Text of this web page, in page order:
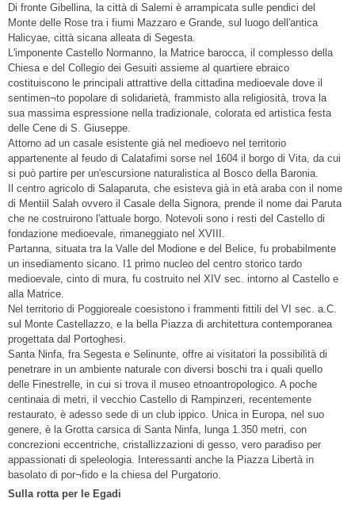
Di fronte Gibellina, la città di Salemi è arrampicata sulle pendici del
Monte delle Rose tra i fiumi Mazzaro e Grande, sul luogo dell'antica
Halicyae, città sicana alleata di Segesta.
L'imponente Castello Normanno, la Matrice barocca, il complesso della
Chiesa e del Collegio dei Gesuiti assieme al quartiere ebraico
costituiscono le principali attrattive della cittadina medioevale dove il
sentimen¬to popolare di solidarietà, frammisto alla religiosità, trova la
sua massima espressione nella tradizionale, colorata ed artistica festa
delle Cene di S. Giuseppe.
Attorno ad un casale esistente già nel medioevo nel territorio
appartenente al feudo di Calatafimi sorse nel 1604 il borgo di Vita, da cui
si può partire per un'escursione naturalistica al Bosco della Baronia.
Il centro agricolo di Salaparuta, che esisteva già in età araba con il nome
di Mentiil Salah ovvero il Casale della Signora, prende il nome dai Paruta
che ne costruirono l'attuale borgo. Notevoli sono i resti del Castello di
fondazione medioevale, rimaneggiato nel XVIII.
Partanna, situata tra la Valle del Modione e del Belice, fu probabilmente
un insediamento sicano. I1 primo nucleo del centro storico tardo
medioevale, cinto di mura, fu costruito nel XIV sec. intorno al Castello e
alla Matrice.
Nel territorio di Poggioreale coesistono i frammenti fittili del VI sec. a.C.
sul Monte Castellazzo, e la bella Piazza di architettura contemporanea
progettata dal Portoghesi.
Santa Ninfa, fra Segesta e Selinunte, offre ai visitatori la possibilità di
penetrare in un ambiente naturale con diversi boschi tra i quali quello
delle Finestrelle, in cui si trova il museo etnoantropologico. A poche
centinaia di metri, il vecchio Castello di Rampinzeri, recentemente
restaurato, è adesso sede di un club ippico. Unica in Europa, nel suo
genere, è la Grotta carsica di Santa Ninfa, lunga 1.350 metri, con
concrezioni eccentriche, cristallizzazioni di gesso, vero paradiso per
appassionati di speleologia. Interessanti anche la Piazza Libertà in
basolato di por¬fido e la chiesa del Purgatorio.
Sulla rotta per le Egadi